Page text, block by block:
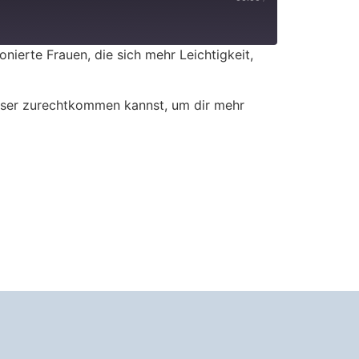
Frauen, die sich mehr Leichtigkeit,
zurechtkommen kannst, um dir mehr